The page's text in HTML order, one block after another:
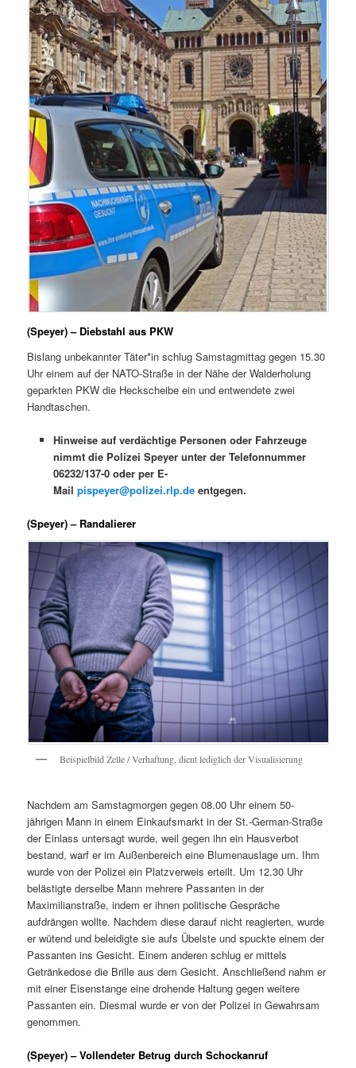
(Speyer) – Diebstahl aus PKW
Bislang unbekannter Täter*in schlug Samstagmittag gegen 15.30
Uhr einem auf der NATO-Straße in der Nähe der Walderholung
geparkten PKW die Heckscheibe ein und entwendete zwei
Handtaschen.
Hinweise auf verdächtige Personen oder Fahrzeuge
nimmt die Polizei Speyer unter der Telefonnummer
06232/137-0 oder per E-
Mail pispeyer@polizei.rlp.deentgegen.
(Speyer) – Randalierer
Beispielbild Zelle / Verhaftung, dient lediglich der Visualisierung
Nachdem am Samstagmorgen gegen 08.00 Uhr einem 50-
jährigen Mann in einem Einkaufsmarkt in der St.-German-Straße
der Einlass untersagt wurde, weil gegen ihn ein Hausverbot
bestand, warf er im Außenbereich eine Blumenauslage um. Ihm
wurde von der Polizei ein Platzverweis erteilt. Um 12.30 Uhr
belästigte derselbe Mann mehrere Passanten in der
Maximilianstraße, indem er ihnen politische Gespräche
aufdrängen wollte. Nachdem diese darauf nicht reagierten, wurde
er wütend und beleidigte sie aufs Übelste und spuckte einem der
Passanten ins Gesicht. Einem anderen schlug er mittels
Getränkedose die Brille aus dem Gesicht. Anschließend nahm er
mit einer Eisenstange eine drohende Haltung gegen weitere
Passanten ein. Diesmal wurde er von der Polizei in Gewahrsam
genommen.
(Speyer) – Vollendeter Betrug durch Schockanruf